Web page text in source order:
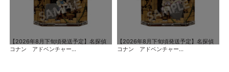
【2026年8月下旬頃発送予定】名探偵
コナン アドベンチャー...
【2026年8月下旬頃発送予定】名探偵
コナン アドベンチャー...